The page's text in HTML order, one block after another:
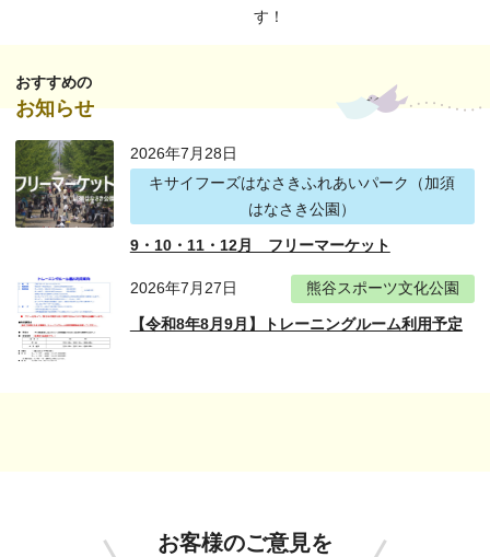
す！
おすすめの
お知らせ
2026年7月28日
キサイフーズはなさきふれあいパーク（加須
はなさき公園）
9・10・11・12月 フリーマーケット
2026年7月27日 熊谷スポーツ文化公園
【令和8年8月9月】トレーニングルーム利用予定
お客様のご意見を